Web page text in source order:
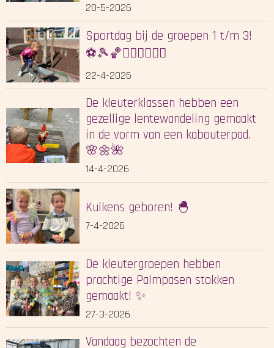
20-5-2026
Sportdag bij de groepen 1 t/m 3!
⚽🎾🏀🏃🏻‍♀️🤸🏻‍♂️
22-4-2026
De kleuterklassen hebben een
gezellige lentewandeling gemaakt
in de vorm van een kabouterpad.
🌸🌼🌺
14-4-2026
Kuikens geboren! 🐣
7-4-2026
De kleutergroepen hebben
prachtige Palmpasen stokken
gemaakt! ✨
27-3-2026
Vandaag bezochten de